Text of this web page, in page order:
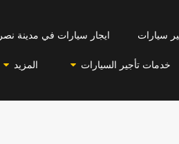
سيارات ايجار سيارات في مدينة نصر
خدمات تأجير السيارات المزيد